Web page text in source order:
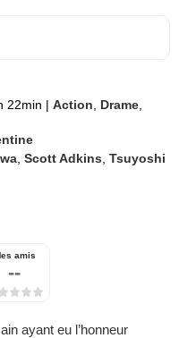
22min | Action Drame
,Scott Adkins ,Tsuyoshi
amis
--
ayant eu l’honneur